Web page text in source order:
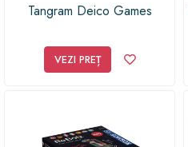
Tangram Deico Games
VEZI PREȚ